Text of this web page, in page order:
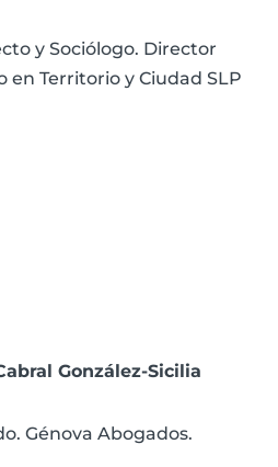
y Sociólogo. Director
en Territorio y Ciudad SLP
González-Sicilia
Génova Abogados.